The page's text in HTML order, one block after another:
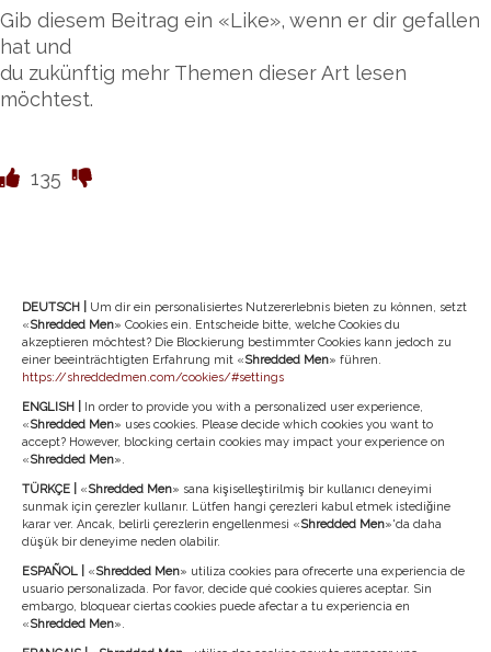
DEUTSCH | Um dir ein personalisiertes Nutzererlebnis bieten zu können, setzt
«Shredded Men» Cookies ein. Entscheide bitte, welche Cookies du
akzeptieren möchtest? Die Blockierung bestimmter Cookies kann jedoch zu
einer beeinträchtigten Erfahrung mit «Shredded Men» führen.
https://shreddedmen.com/cookies/#settings
ENGLISH | In order to provide you with a personalized user experience,
«Shredded Men» uses cookies. Please decide which cookies you want to
accept? However, blocking certain cookies may impact your experience on
«Shredded Men».
TÜRKÇE | «Shredded Men» sana kişiselleştirilmiş bir kullanıcı deneyimi
sunmak için çerezler kullanır. Lütfen hangi çerezleri kabul etmek istediğine
karar ver. Ancak, belirli çerezlerin engellenmesi «Shredded Men»'da daha
düşük bir deneyime neden olabilir.
ESPAÑOL | «Shredded Men» utiliza cookies para ofrecerte una experiencia de
usuario personalizada. Por favor, decide qué cookies quieres aceptar. Sin
embargo, bloquear ciertas cookies puede afectar a tu experiencia en
«Shredded Men».
Gib diesem Beitrag ein «Like», wenn er dir gefallen
hat und
du zukünftig mehr Themen dieser Art lesen
möchtest.
135
WEITERE ARTIKEL
COPPER ▸▸